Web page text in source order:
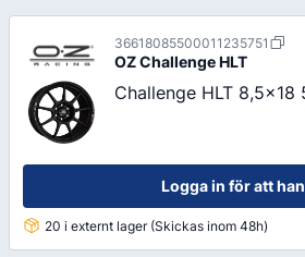
36618085500011235751
OZChallenge HLT
Challenge HLT 8,5x18
Logga in för att
20 i externt lager (Skickas inom 48h)